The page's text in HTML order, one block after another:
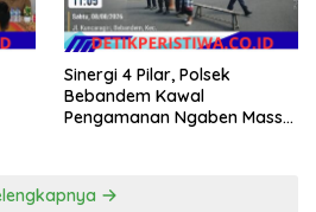
Sinergi 4 Pilar, Polsek
Bebandem Kawal
Pengamanan Ngaben Massal